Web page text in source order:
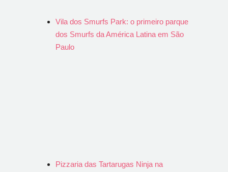
Vila dos Smurfs Park: o primeiro parque
dos Smurfs da América Latina em São
Paulo
Pizzaria das Tartarugas Ninja na